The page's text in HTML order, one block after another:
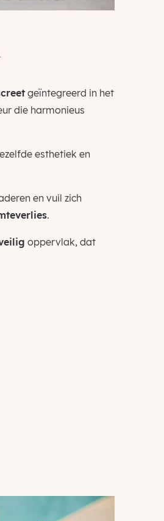
geïntegreerd in het
die harmonieus
esthetiek en
en vuil zich
.
oppervlak, dat